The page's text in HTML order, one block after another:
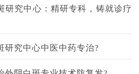
研究中心：精研专科，铸就诊疗
研究中心中医中药专治?